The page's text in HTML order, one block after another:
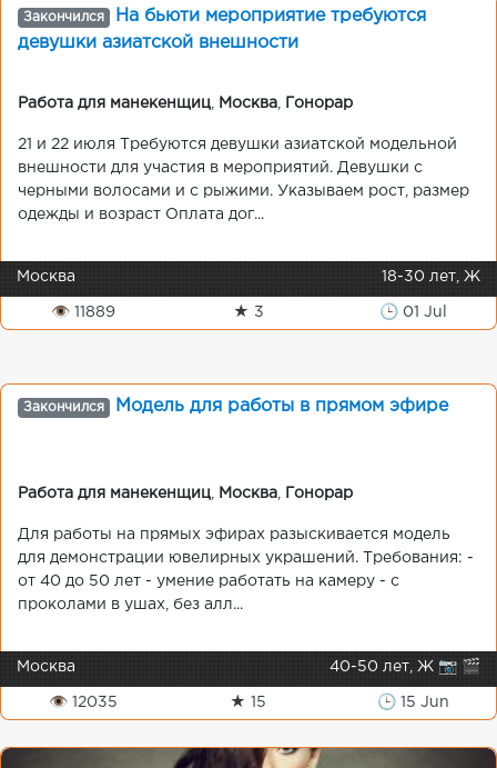
Закончился
На бьюти мероприятие требуются
девушки азиатской внешности
Работа для манекенщиц Москва Гонорар
21 и 22 июля Требуются девушки азиатской модельной
внешности для участия в мероприятий. Девушки с
черными волосами и с рыжими. Указываем рост, размер
одежды и возраст Оплата дог...
Москва 18-30 лет, Ж
👁 11889 ★ 3 🕒 01 Jul
Закончился Модель для работы в прямом эфире
Работа для манекенщиц Москва Гонорар
Для работы на прямых эфирах разыскивается модель
для демонстрации ювелирных украшений. Требования: -
от 40 до 50 лет - умение работать на камеру - с
проколами в ушах, без алл...
Москва 40-50 лет, Ж 📷 🎬
👁 12035 ★ 15 🕒 15 Jun